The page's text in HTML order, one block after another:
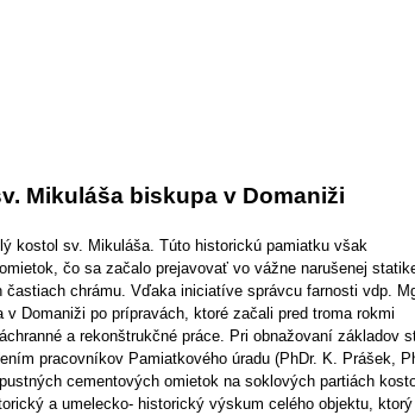
Mikuláša biskupa v Domaniži
kostol sv. Mikuláša. Túto historickú pamiatku však
čo sa začalo prejavovať vo vážne narušenej
chrámu. Vďaka iniciatíve správcu farnosti vdp.
Domaniži po prípravách, ktoré začali pred troma rokmi
a rekonštrukčné práce. Pri obnažovaní základov
pracovníkov Pamiatkového úradu (PhDr. K. Prášek,
cementových omietok na soklových partiách
a umelecko- historický výskum celého objektu,